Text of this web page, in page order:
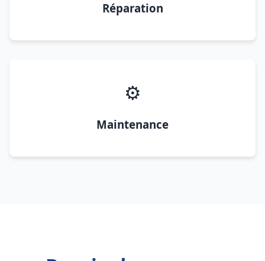
Réparation
⚙️
Maintenance